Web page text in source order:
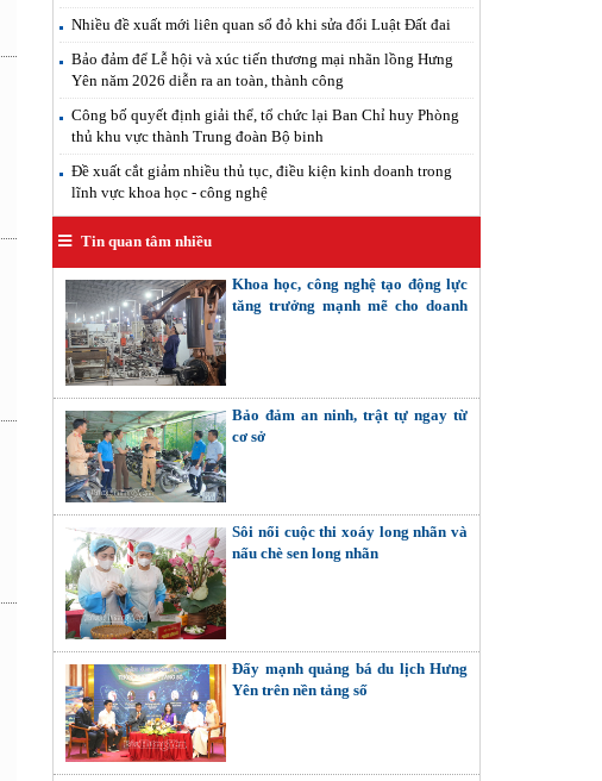
Nhiều đề xuất mới liên quan sổ đỏ khi sửa đổi Luật Đất đai
Bảo đảm để Lễ hội và xúc tiến thương mại nhãn lồng Hưng
Yên năm 2026 diễn ra an toàn, thành công
Công bố quyết định giải thể, tổ chức lại Ban Chỉ huy Phòng
thủ khu vực thành Trung đoàn Bộ binh
Đề xuất cắt giảm nhiều thủ tục, điều kiện kinh doanh trong
lĩnh vực khoa học - công nghệ
Tin quan tâm nhiều
Khoa học, công nghệ tạo động lực
tăng trưởng mạnh mẽ cho doanh
Bảo đảm an ninh, trật tự ngay từ
cơ sở
Sôi nổi cuộc thi xoáy long nhãn và
nấu chè sen long nhãn
Đẩy mạnh quảng bá du lịch Hưng
Yên trên nền tảng số